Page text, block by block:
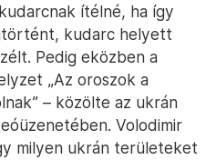
ítélné, ha így
kudarc helyett
Pedig eközben a
„Az oroszok a
– közölte az ukrán
Volodimir
milyen ukrán területeket